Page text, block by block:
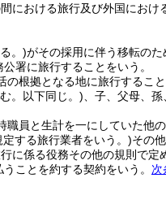
における旅行及び外国におけ
。)がその採用に伴う移転の
署に旅行することをいう。
根拠となる地に旅行すること
。以下同じ。) 、子、父母、
員と生計を一にしていた他の
する旅行業者をいう。)その
に係る役務その他の規則で定
ことを約する契約をいう。 次